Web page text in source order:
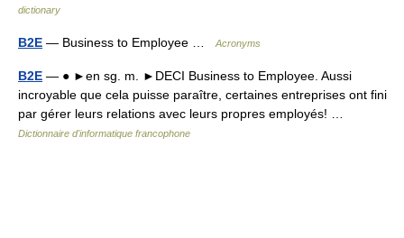
dictionary
B2E — Business to Employee … Acronyms
B2E — ● ►en sg. m. ►DECI Business to Employee. Aussi
incroyable que cela puisse paraître, certaines entreprises ont fini
par gérer leurs relations avec leurs propres employés! …
Dictionnaire d'informatique francophone